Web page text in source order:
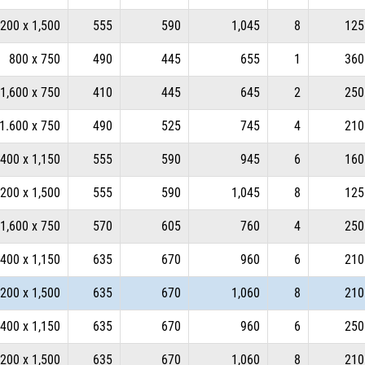
x 1,500 555 590 1,045 8 125
800 x 750 490 445 655 1 360
1,600 x 750 410 445 645 2 250
1.600 x 750 490 525 745 4 210
x 1,150 555 590 945 6 160
x 1,500 555 590 1,045 8 125
1,600 x 750 570 605 760 4 250
x 1,150 635 670 960 6 210
x 1,500 635 670 1,060 8 210
x 1,150 635 670 960 6 250
x 1,500 635 670 1,060 8 210